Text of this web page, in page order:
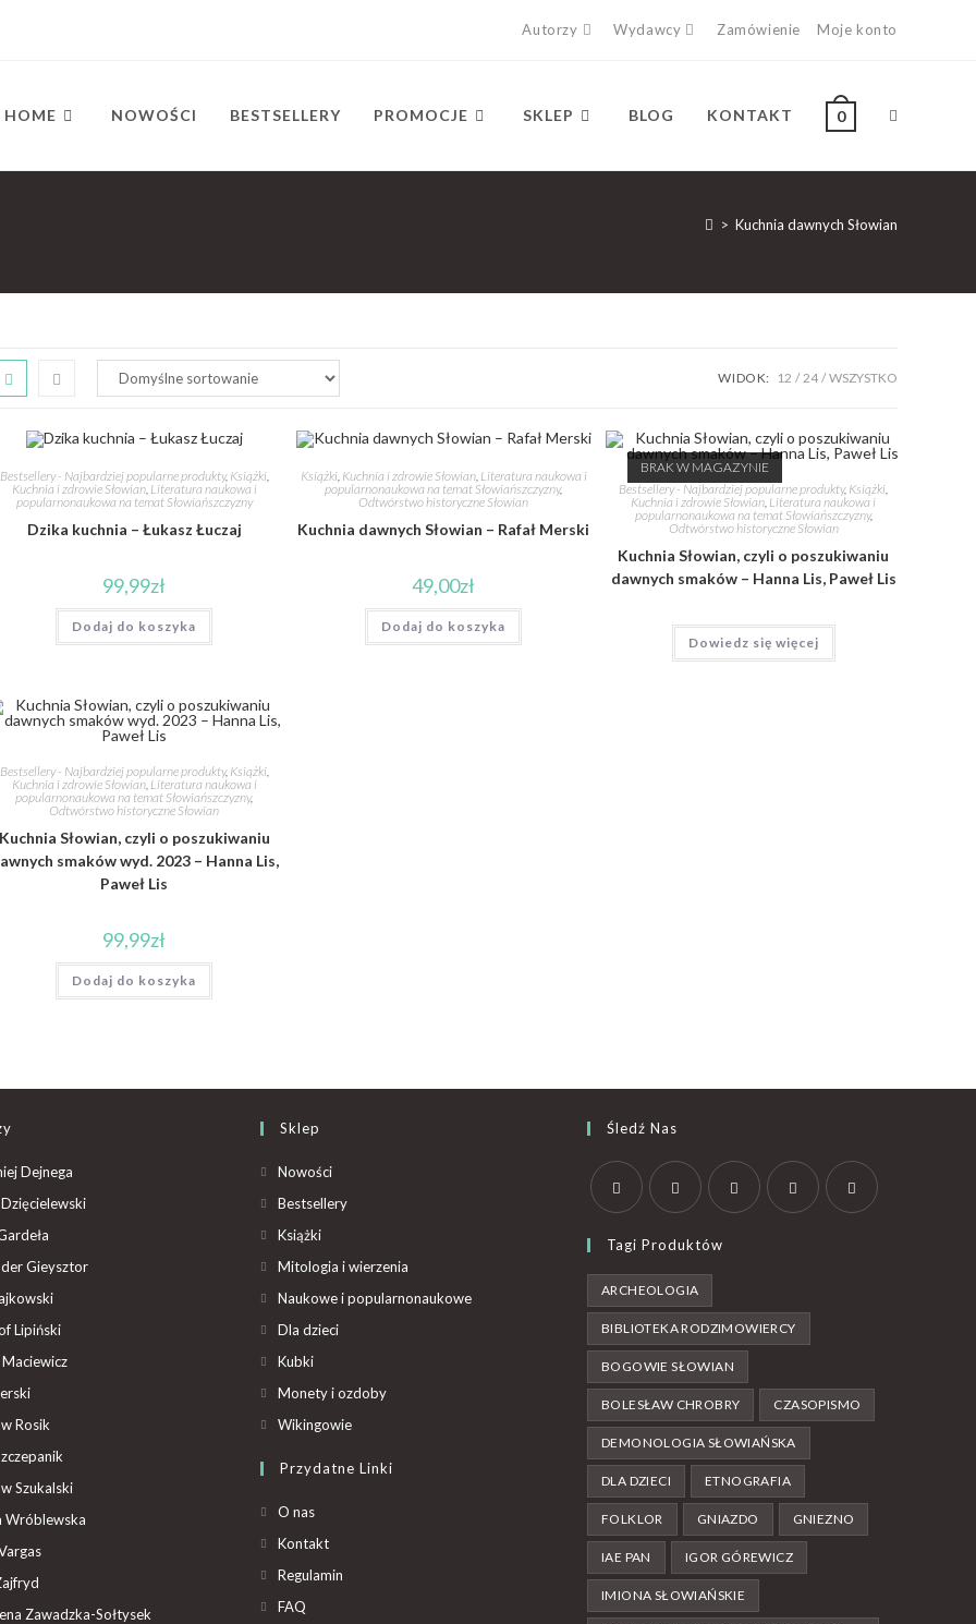
Autorzy Wydawcy Zamówienie Moje konto
HOME NOWOŚCI BESTSELLERY PROMOCJE SKLEP BLOG KONTAKT 0
> Kuchnia dawnych Słowian
WIDOK: 12 24 WSZYSTKO
Bestsellery - Najbardziej popularne produkty, Książki,
Kuchnia i zdrowie Słowian, Literatura naukowa i
popularnonaukowa na temat Słowiańszczyzny
Dzika kuchnia – Łukasz Łuczaj
99,99zł
Dodaj do koszyka
Książki, Kuchnia i zdrowie Słowian, Literatura naukowa i
popularnonaukowa na temat Słowiańszczyzny,
Odtwórstwo historyczne Słowian
Kuchnia dawnych Słowian – Rafał Merski
49,00zł
Dodaj do koszyka
BRAK W MAGAZYNIE
Bestsellery - Najbardziej popularne produkty, Książki,
Kuchnia i zdrowie Słowian, Literatura naukowa i
popularnonaukowa na temat Słowiańszczyzny,
Odtwórstwo historyczne Słowian
Kuchnia Słowian, czyli o poszukiwaniu
dawnych smaków – Hanna Lis, Paweł Lis
Dowiedz się więcej
Bestsellery - Najbardziej popularne produkty, Książki,
Kuchnia i zdrowie Słowian, Literatura naukowa i
popularnonaukowa na temat Słowiańszczyzny,
Odtwórstwo historyczne Słowian
Słowian, czyli o poszukiwaniu
smaków wyd. 2023 – Hanna Lis,
Paweł Lis
99,99zł
Dodaj do koszyka
Dejnega
Gieysztor
Lipiński
Rosik
Szukalski
Wróblewska
Zawadzka-Sołtysek
Sklep
Nowości
Bestsellery
Książki
Mitologia i wierzenia
Naukowe i popularnonaukowe
Dla dzieci
Kubki
Monety i ozdoby
Wikingowie
Przydatne Linki
O nas
Kontakt
Regulamin
FAQ
Śledź Nas
Tagi Produktów
ARCHEOLOGIA
BIBLIOTEKA RODZIMOWIERCY
BOGOWIE SŁOWIAN
BOLESŁAW CHROBRY CZASOPISMO
DEMONOLOGIA SŁOWIAŃSKA
DLA DZIECI ETNOGRAFIA
FOLKLOR GNIAZDO GNIEZNO
IAE PAN IGOR GÓREWICZ
IMIONA SŁOWIAŃSKIE